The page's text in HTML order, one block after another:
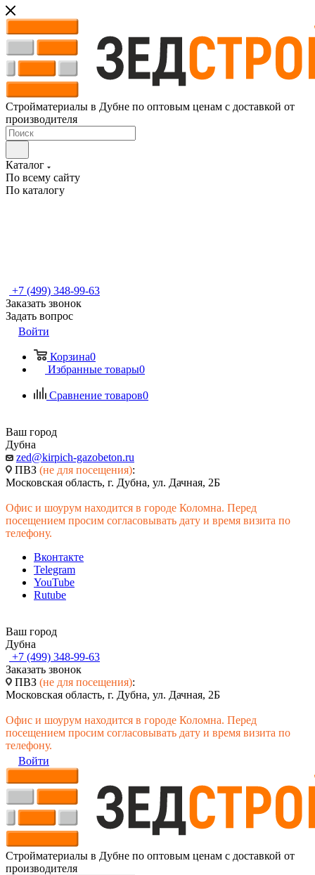
Стройматериалы в Дубне по оптовым ценам с доставкой от
производителя
Каталог
По всему сайту
По каталогу
+7 (499) 348-99-63
Заказать звонок
Задать вопрос
Войти
Корзина0
Избранные товары0
Сравнение товаров0
Ваш город
Дубна
zed@kirpich-gazobeton.ru
ПВЗ (не для посещения):
Московская область, г. Дубна, ул. Дачная, 2Б
Офис и шоурум находится в городе Коломна. Перед
посещением просим согласовывать дату и время визита по
телефону.
Вконтакте
Telegram
YouTube
Rutube
Ваш город
Дубна
+7 (499) 348-99-63
Заказать звонок
ПВЗ (не для посещения):
Московская область, г. Дубна, ул. Дачная, 2Б
Офис и шоурум находится в городе Коломна. Перед
посещением просим согласовывать дату и время визита по
телефону.
Войти
Стройматериалы в Дубне по оптовым ценам с доставкой от
производителя